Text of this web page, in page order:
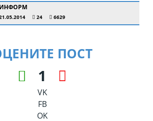
24 6629
ПОСТ
1
VK
FB
OK